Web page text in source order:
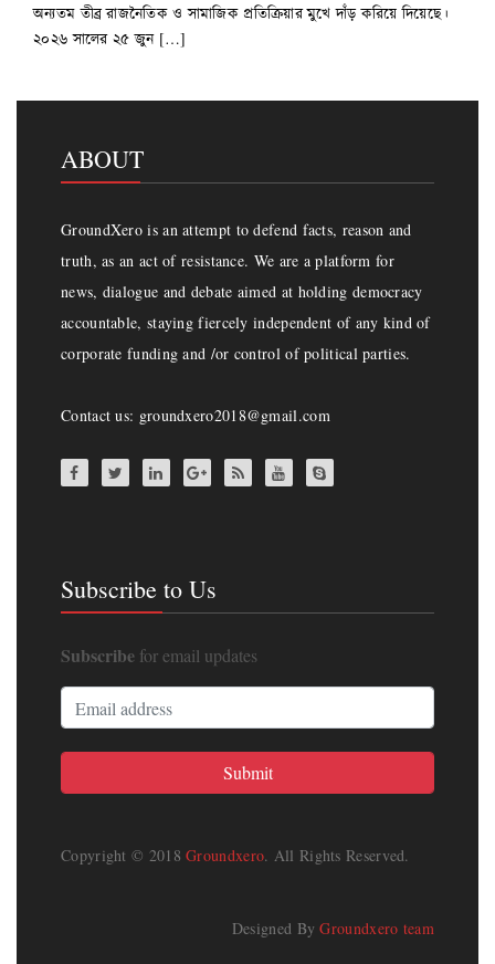
অন্যতম তীব্র রাজনৈতিক ও সামাজিক প্রতিক্রিয়ার মুখে দাঁড় করিয়ে দিয়েছে।
২০২৬ সালের ২৫ জুন […]
ABOUT
GroundXero is an attempt to defend facts, reason and
truth, as an act of resistance. We are a platform for
news, dialogue and debate aimed at holding democracy
accountable, staying fiercely independent of any kind of
corporate funding and /or control of political parties.
Contact us: groundxero2018@gmail.com
Subscribe to Us
Subscribe for email updates
Copyright © 2018Groundxero. All Rights Reserved.
Designed ByGroundxero team